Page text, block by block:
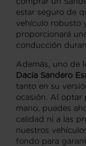
estar seguro de
vehículo robusto
proporcionará
conducción
Además, uno de
Dacia Sandero
tanto en su
ocasión. Al optar
mano, puedes
calidad ni a las
nuestros
fondo para